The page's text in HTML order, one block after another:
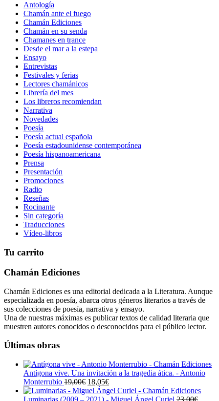
Antología
Chamán ante el fuego
Chamán Ediciones
Chamán en su senda
Chamanes en trance
Desde el mar a la estepa
Ensayo
Entrevistas
Festivales y ferias
Lectores chamánicos
Librería del mes
Los libreros recomiendan
Narrativa
Novedades
Poesía
Poesía actual española
Poesía estadounidense contemporánea
Poesía hispanoamericana
Prensa
Presentación
Promociones
Radio
Reseñas
Rocinante
Sin categoría
Traducciones
Vídeo-libros
Tu carrito
Chamán Ediciones
Chamán Ediciones es una editorial dedicada a la Literatura. Aunque
especializada en poesía, abarca otros géneros literarios a través de
sus colecciones de poesía, narrativa y ensayo.
Una de nuestras máximas es publicar textos de calidad literaria que
muestren autores conocidos o desconocidos para el público lector.
Últimas obras
Antígona vive. Una invitación a la tragedia ática. - Antonio
Monterrubio 19,00€ El
precio
original
18,05€El
precio
actual
Luminarias (2009 – 2021) - Miguel Ángel Curiel 23,00€